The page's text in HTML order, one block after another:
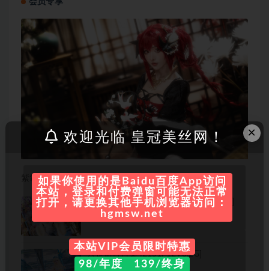
紫氯氯 cos写真美图合集[17套]
Shika小鹿鹿 写真合集[108套][持续更新]
只是简言合集 [2151P12V3.2G]
×
欢迎光临 皇冠美丝网！
如果你使用的是Baidu百度App访问
本站，登录和付费弹窗可能无法正常
打开，请更换其他手机浏览器访问：
hgmsw.net
本站VIP会员限时特惠
98/年度 139/终身